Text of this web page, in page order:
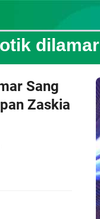
dilamar
Sang
Zaskia